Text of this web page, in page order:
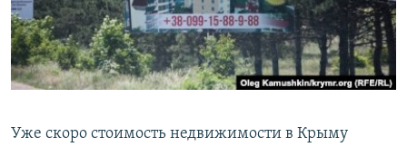
ПОБЕДИТЕЛЕЙ НЕ СУДЯТ?
КРЫМ.НЕПОКОРЕННЫЙ
ELIFBE
ПРИСОЕДИНЯЙТЕСЬ!
Все сайты RFE/RL
Уже скоро стоимость недвижимости в Крыму